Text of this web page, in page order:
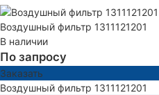
Воздушный фильтр 1311121201
В наличии
По запросу
Заказать
Воздушный фильтр 1311121201